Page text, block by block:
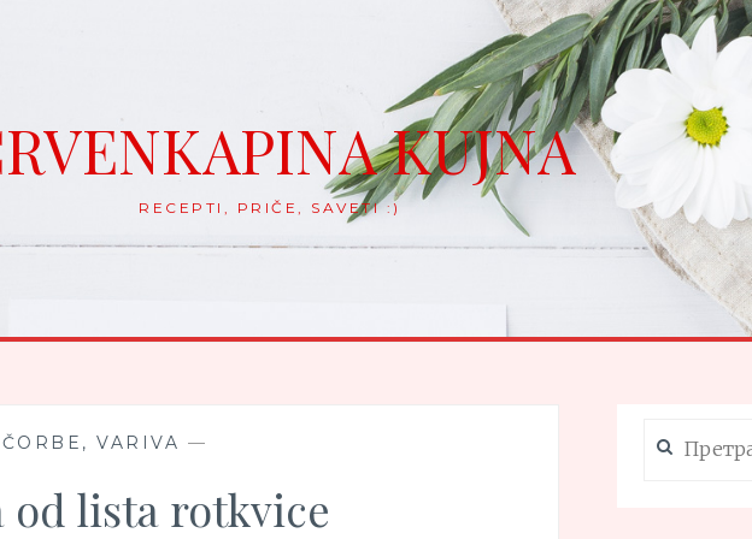
KUJNA
RECEPTI, PRIČE, SAVETI :)
VARIVA —
od lista rotkvice
за: